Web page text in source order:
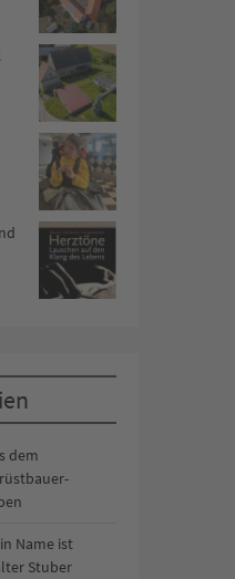
dem
Name ist
Stuber